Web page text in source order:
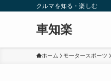
クルマを知る・楽しむ
車知楽
ホーム モータースポーツ